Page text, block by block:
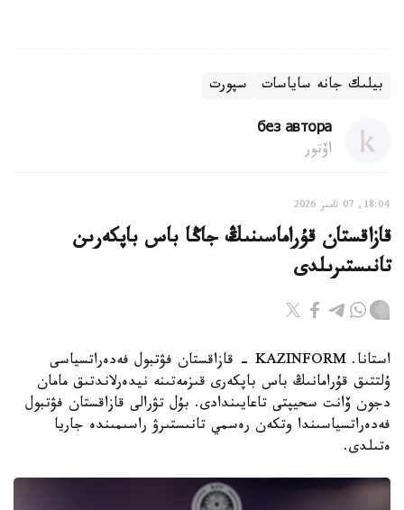
بيلىك جانە ساياسات سپورت
без автора
اۆتور
18:04, 07 تامىز 2026
قازاقستان قۇراماسىنىڭ جاڭا باس باپكەرىن
تانىستىرىلدى
استانا. KAZINFORM - قازاقستان فۋتبول فەدەراتسياسى
ۇلتتىق قۇرامانىڭ باس باپكەرى قىزمەتىنە نيدەرلاندتىق مامان
دجون ۆانت سحيپتى تاعايىندادى. بۇل تۋرالى قازاقستان فۋتبول
فەدەراتسياسىندا وتكەن رەسمي تانىستىرۋ راسىمىندە جاريا
ەتىلدى.